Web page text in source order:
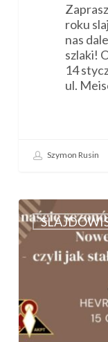
roku
nas
szlaki!
14
ul.
Szymon Rusin
Zaproszenie
na
slajdowisko
„Piętnaście
sezonów
Buszmenów…”